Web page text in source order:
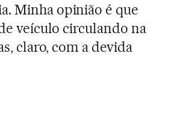
Minha opinião é que
veículo circulando na
claro, com a devida